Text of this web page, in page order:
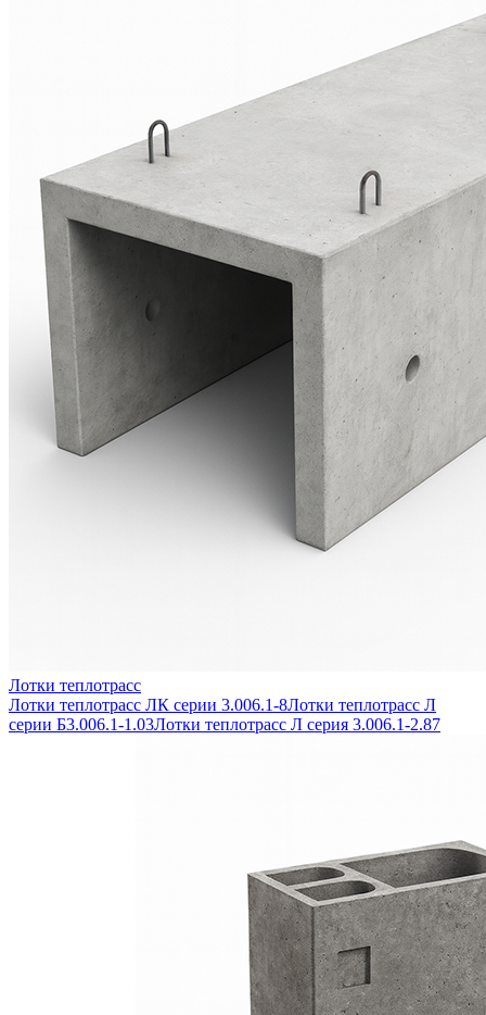
Лотки теплотрасс
Лотки теплотрасс ЛК серии 3.006.1-8Лотки теплотрасс Л
серии Б3.006.1-1.03Лотки теплотрасс Л серия 3.006.1-2.87